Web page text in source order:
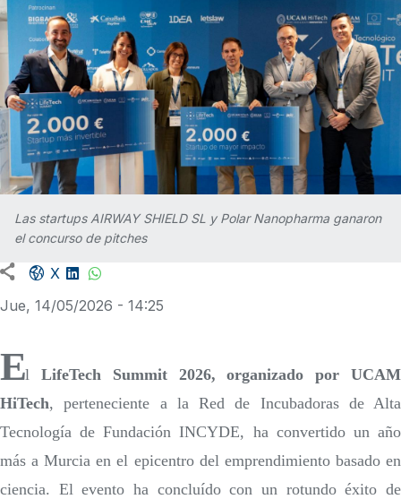
Las startups AIRWAY SHIELD SL y Polar Nanopharma ganaron
el concurso de pitches
Facebook share
X LinkedIn
Jue, 14/05/2026 - 14:25
El LifeTech Summit 2026, organizado por UCAM
HiTech, perteneciente a la Red de Incubadoras de Alta
Tecnología de Fundación INCYDE, ha convertido un año
más a Murcia en el epicentro del emprendimiento basado en
ciencia. El evento ha concluído con un rotundo éxito de